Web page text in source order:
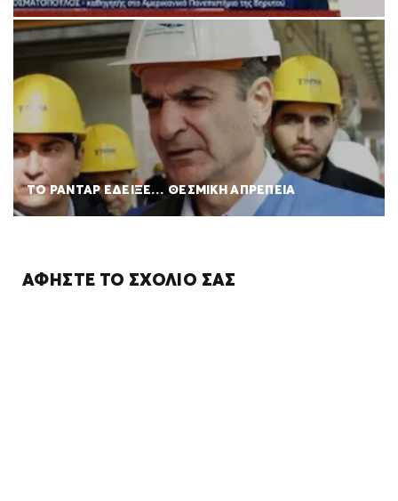
ΤΟ ΡΑΝΤΑΡ ΕΔΕΙΞΕ… ΘΕΣΜΙΚΗ ΑΠΡΕΠΕΙΑ
ΑΦΉΣΤΕ ΤΟ ΣΧΌΛΙΌ ΣΑΣ